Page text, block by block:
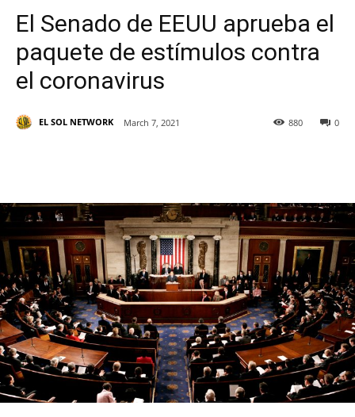
El Senado de EEUU aprueba el
paquete de estímulos contra
el coronavirus
EL SOL NETWORK March 7, 2021 0
880